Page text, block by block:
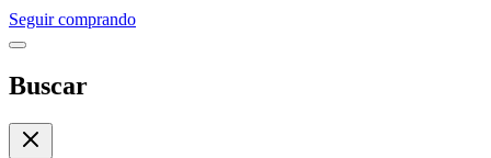
Seguir comprando
Buscar